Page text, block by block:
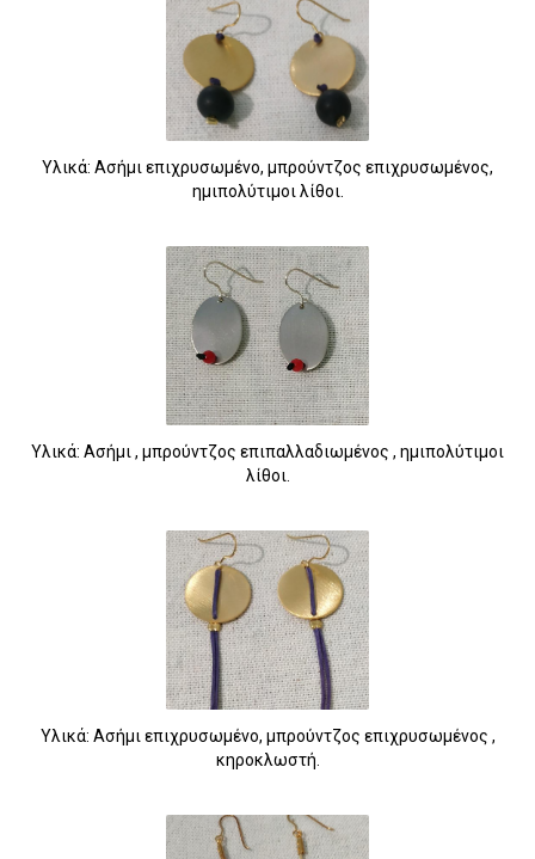
Υλικά: Ασήμι επιχρυσωμένο, μπρούντζος επιχρυσωμένος,
ημιπολύτιμοι λίθοι.
Υλικά: Ασήμι , μπρούντζος επιπαλλαδιωμένος , ημιπολύτιμοι
λίθοι.
Υλικά: Ασήμι επιχρυσωμένο, μπρούντζος επιχρυσωμένος ,
κηροκλωστή.